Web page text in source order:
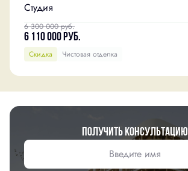
Студия
6 300 000руб.
6 110 000руб.
Скидка Чистовая отделка
Получить консультацию